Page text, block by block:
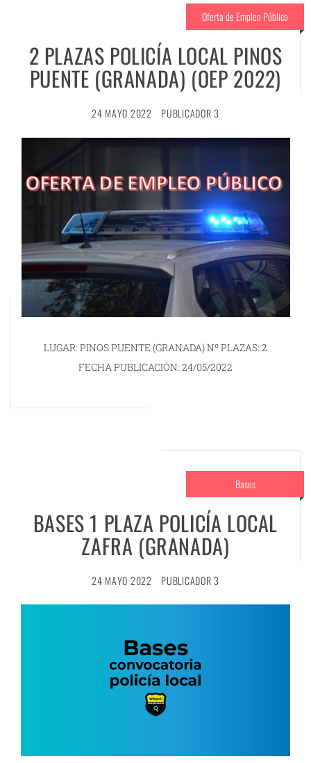
Oferta de Empleo Público
2 PLAZAS POLICÍA LOCAL PINOS
PUENTE (GRANADA) (OEP 2022)
24 MAYO 2022 PUBLICADOR 3
LUGAR: PINOS PUENTE (GRANADA) Nº PLAZAS: 2
FECHA PUBLICACIÓN: 24/05/2022
Bases
BASES 1 PLAZA POLICÍA LOCAL
ZAFRA (GRANADA)
24 MAYO 2022 PUBLICADOR 3